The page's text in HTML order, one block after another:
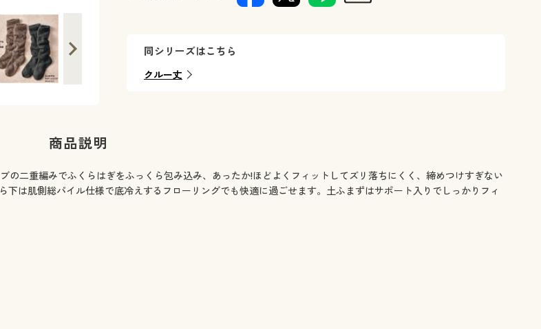
同シリーズはこちら
クルー丈
商品説明
の二重編みでふくらはぎをふっくら包み込み、あったか!ほどよくフィットしてズリ落ちにくく、締めつけすぎない
は肌側総パイル仕様で底冷えするフローリングでも快適に過ごせます。土ふまずはサポート入りでしっかりフィ